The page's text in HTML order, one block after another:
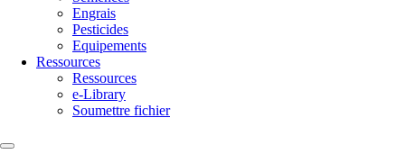
Engrais
Pesticides
Equipements
Ressources
Ressources
e-Library
Soumettre fichier